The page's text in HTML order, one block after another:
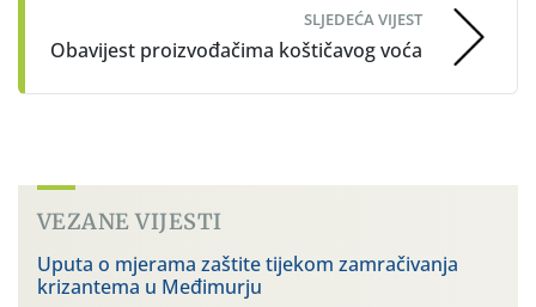
SLJEDEĆA VIJEST
Obavijest proizvođačima koštičavog voća
VEZANE VIJESTI
Uputa o mjerama zaštite tijekom zamračivanja
krizantema u Međimurju